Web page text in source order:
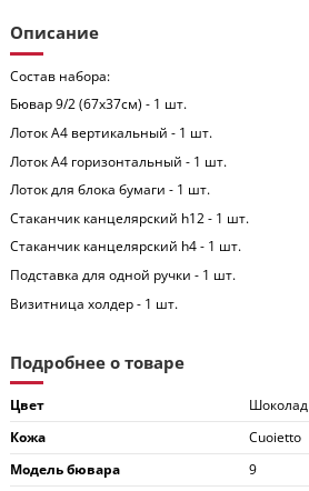
Описание
Состав набора:
Бювар 9/2 (67x37см) - 1 шт.
Лоток А4 вертикальный - 1 шт.
Лоток А4 горизонтальный - 1 шт.
Лоток для блока бумаги - 1 шт.
Стаканчик канцелярский h12 - 1 шт.
Стаканчик канцелярский h4 - 1 шт.
Подставка для одной ручки - 1 шт.
Визитница холдер - 1 шт.
Подробнее о товаре
Цвет
Шоколад
Кожа
Cuoietto
Модель бювара
9